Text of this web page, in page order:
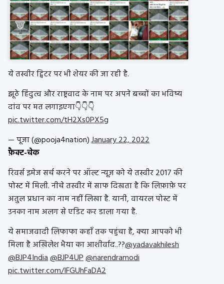
ये तस्वीर ट्विटर पर भी शेयर की जा रही है.
झूठे हिंदुत्व और राष्ट्रवाद के नाम पर अपने बच्चों का भविष्य
दांव पर मत लगाइएगा👇👇👇
pic.twitter.com/tH2Xs0PX5g
— पूजा (@pooja4nation)January 22, 2022
फ़ैक्ट-चेक
रिवर्स इमेज सर्च करने पर ऑल्ट न्यूज़ को ये तस्वीर 2017 की
पोस्ट में मिली. नीचे तस्वीर में साफ दिखता है कि लिफ़ाफ़े पर
अतुल प्रधान का नाम नहीं लिखा है. यानी, वायरल पोस्ट में
उनका नाम अलग से एडिट कर डाला गया है.
ये समाजवादी लिफाफा कहाँ तक पहुंचा है, क्या आपको भी
मिला है अखिलेश भैया का आशीर्वाद..??@yadavakhilesh
@BJP4India@BJP4UP@narendramodi
pic.twitter.com/IFGUhFaDA2